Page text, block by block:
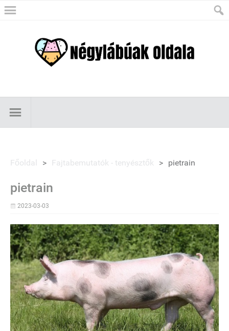
Főoldal > Fajtabemutatók - tenyésztők > pietrain
pietrain
2023-03-03